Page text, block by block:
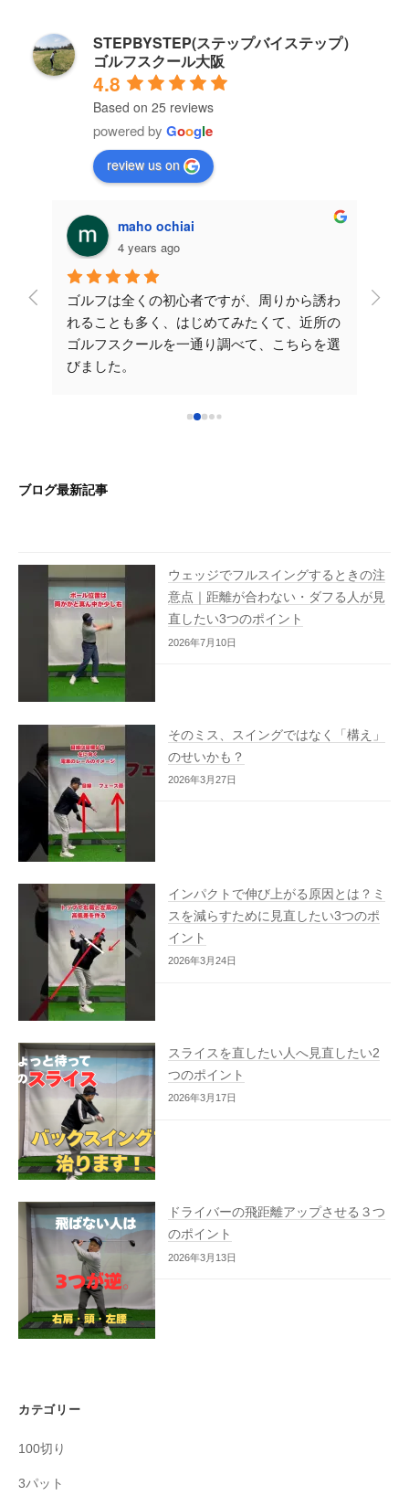
STEPBYSTEP(ステップバイステップ）
ゴルフスクール大阪
4.8
Based on 25 reviews
powered by Google
review us on
ス
し
maho ochiai
4 years ago
ゴルフは全くの初心者ですが、周りから誘わ
れることも多く、はじめてみたくて、近所の
ゴルフスクールを一通り調べて、こちらを選
びました。
いです。次のレッスンも楽しみです！こちら
こ
ブログ最新記事
ウェッジでフルスイングするときの注
意点｜距離が合わない・ダフる人が見
直したい3つのポイント
2026年7月10日
そのミス、スイングではなく「構え」
のせいかも？
2026年3月27日
インパクトで伸び上がる原因とは？ミ
スを減らすために見直したい3つのポ
イント
2026年3月24日
スライスを直したい人へ見直したい2
つのポイント
2026年3月17日
ドライバーの飛距離アップさせる３つ
のポイント
2026年3月13日
カテゴリー
100切り
3パット